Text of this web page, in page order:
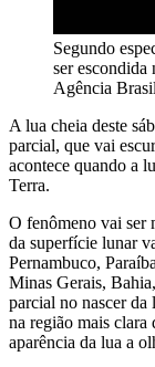
Segundo
ser escondida
Agência Brasil
A lua cheia deste
parcial, que vai
acontece quando a
Terra.
O fenômeno vai ser
da superfície lunar
Pernambuco,
Minas Gerais,
parcial no nascer da
na região mais clara
aparência da lua a